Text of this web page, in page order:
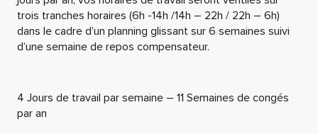
trois tranches horaires (6h -14h /14h – 22h / 22h – 6h)
dans le cadre d’un planning glissant sur 6 semaines suivi
d’une semaine de repos compensateur.
4 Jours de travail par semaine – 11 Semaines de congés
par an